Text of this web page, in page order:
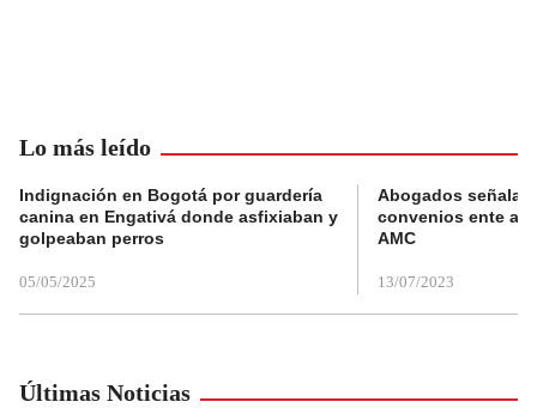
Lo más leído
Indignación en Bogotá por guardería
canina en Engativá donde asfixiaban y
golpeaban perros
05/05/2025
Abogados
convenios ente
AMC
13/07/2023
Últimas Noticias